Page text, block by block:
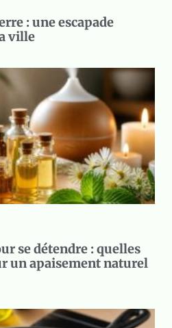
: une escapade
ville
se détendre : quelles
un apaisement naturel